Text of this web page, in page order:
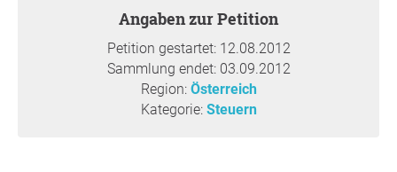
gefallen noch mehr für etwas zu zahlen obwohl Sie damit
unzufrieden sind!
Ändern Sie etwas daran!
Kürzt die Parteienförderung!
Angaben zur Petition
Petition gestartet: 12.08.2012
Sammlung endet: 03.09.2012
Region: Österreich
Kategorie: Steuern